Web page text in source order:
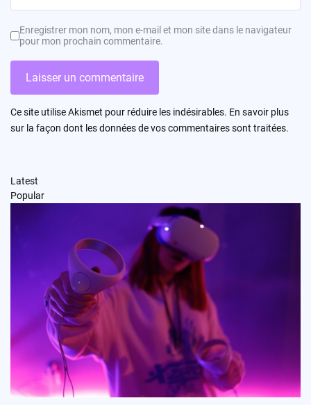
Enregistrer mon nom, mon e-mail et mon site dans le navigateur
pour mon prochain commentaire.
Ce site utilise Akismet pour réduire les indésirables. En savoir plus
sur la façon dont les données de vos commentaires sont traitées.
Latest
Popular